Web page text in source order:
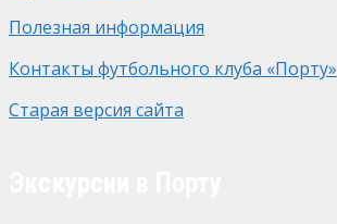
Полезная информация
Контакты футбольного клуба «Порту»
Старая версия сайта